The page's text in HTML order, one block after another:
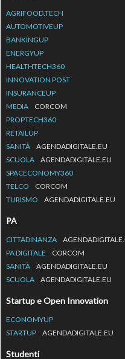
AGRIFOOD.TECH
AUTOMOTIVEUP
BANKINGUP
ENERGYUP
HEALTHTECH360
INNOVATION POST
INSURANCEUP
MEDIA
CORCOM
PROPTECH360
RETAILUP
SANITÀ
AGENDADIGITALE.EU
SCUOLA
AGENDADIGITALE.EU
SPACECONOMY360
TELCO
CORCOM
TURISMO
AGENDADIGITALE.EU
PA
CITTADINANZA
PA DIGITALE
CORCOM
SANITÀ
AGENDADIGITALE.EU
SCUOLA
AGENDADIGITALE.EU
Startup e Open Innovation
ECONOMYUP
STARTUP
AGENDADIGITALE.EU
Studenti